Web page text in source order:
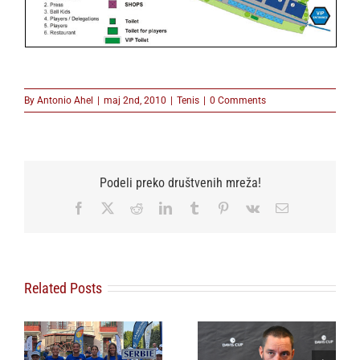
By Antonio Ahel | maj 2nd, 2010 | Tenis | 0 Comments
Podeli preko društvenih mreža!
Facebook RedditLinkedInTumblr Pinterest
Vk Email
Related Posts
Selektor Dejvis Kup
Priznanje Tenis